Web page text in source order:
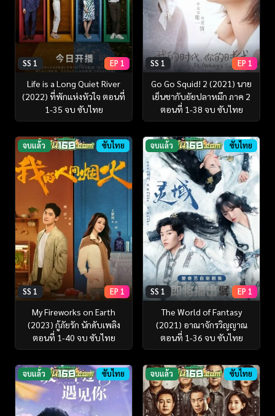
SS 1 EP 1
Life is a Long Quiet River
(2022) ที่พักแห่งหัวใจ ตอนที่
1-35 จบ ซับไทย
SS 1 EP 1
Go Go Squid! 2 (2021) นาย
เย็นชากับยัยปลาหมึก ภาค 2
ตอนที่ 1-38 จบ ซับไทย
จบแล้ว ซับไทย
SS 1 EP 1
My Fireworks on Earth
(2023) กู้ภัยรัก นักดับเพลิง
ตอนที่ 1-40 จบ ซับไทย
จบแล้ว ซับไทย
SS 1 EP 1
The World of Fantasy
(2021) อาณาจักรวิญญาณ
ตอนที่ 1-36 จบ ซับไทย
จบแล้ว ซับไทย จบแล้ว ซับไทย